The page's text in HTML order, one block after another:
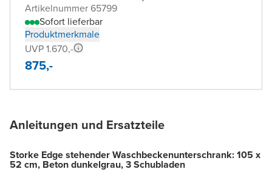
Artikelnummer 65799
Sofort lieferbar
Produktmerkmale
UVP 1.670,-
875,-
Anleitungen und Ersatzteile
Storke Edge stehender Waschbeckenunterschrank: 105 x
52 cm, Beton dunkelgrau, 3 Schubladen